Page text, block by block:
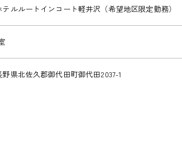
テルルートインコート軽井沢（希望地区限定勤務）
野県北佐久郡御代田町御代田2037-1